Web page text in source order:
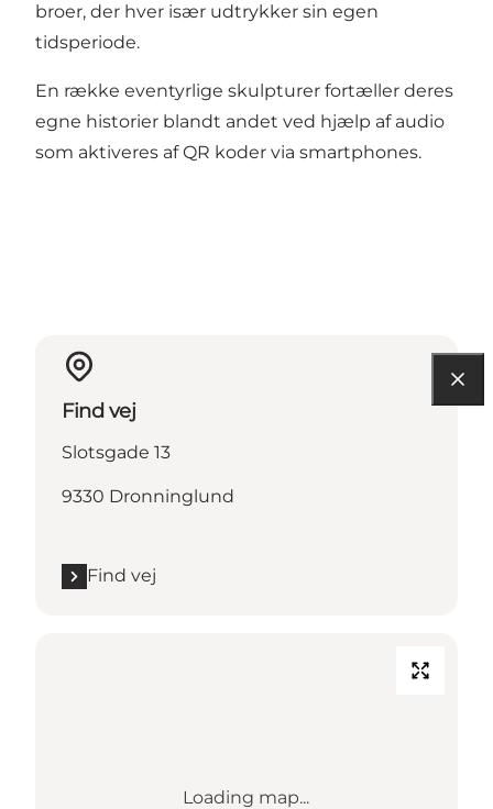
broer, der hver især udtrykker sin egen
tidsperiode.
En række eventyrlige skulpturer fortæller deres
egne historier blandt andet ved hjælp af audio
som aktiveres af QR koder via smartphones.
Find vej
Slotsgade 13
9330 Dronninglund
Find vej
Loading map...